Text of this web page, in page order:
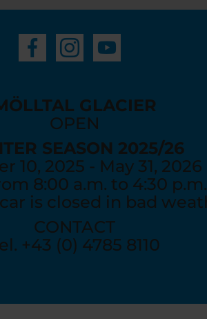
GLACIER
OPEN
SEASON 2025/26
10, 2025 - May 31, 2026
8:00 a.m. to 4:30 p.m.
is closed in bad
CONTACT
+43 (0) 4785 8110